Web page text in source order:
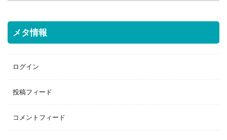
メタ情報
ログイン
投稿フィード
コメントフィード